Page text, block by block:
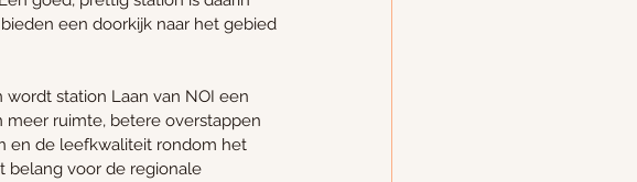
een doorkijk naar het gebied
station Laan van NOI een
ruimte, betere overstappen
en de leefkwaliteit rondom het
belang voor de regionale